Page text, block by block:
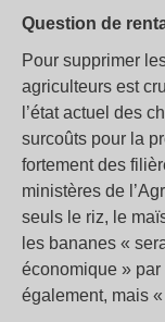
Question de
Pour supprimer
agriculteurs est
l’état actuel des
surcoûts pour la
fortement des
ministères de
seuls le riz, le
les bananes «
économique »
également, mais